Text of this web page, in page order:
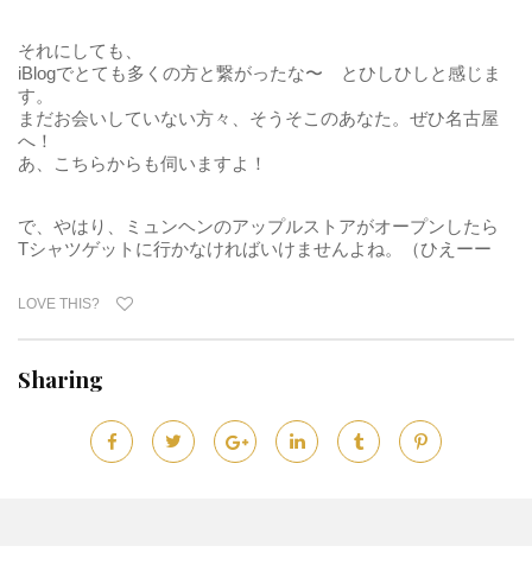
それにしても、
iBlogでとても多くの方と繋がったな〜 とひしひしと感じま
す。
まだお会いしていない方々、そうそこのあなた。ぜひ名古屋
へ！
あ、こちらからも伺いますよ！
で、やはり、ミュンヘンのアップルストアがオープンしたら
Tシャツゲットに行かなければいけませんよね。（ひえーー
LOVE THIS?
Sharing